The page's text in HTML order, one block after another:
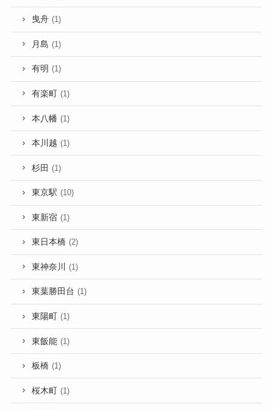
曳舟 (1)
月島 (1)
有明 (1)
有楽町 (1)
本八幡 (1)
本川越 (1)
杉田 (1)
東京駅 (10)
東新宿 (1)
東日本橋 (2)
東神奈川 (1)
東葉勝田台 (1)
東陽町 (1)
東飯能 (1)
板橋 (1)
桜木町 (1)